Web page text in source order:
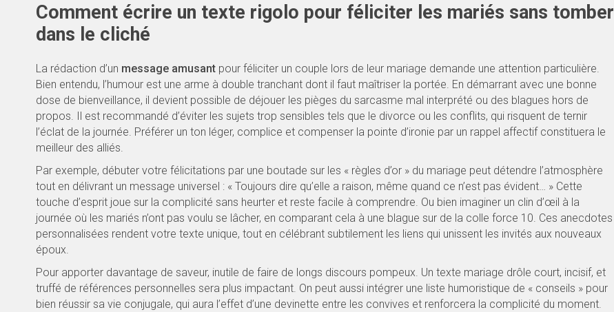
Comment écrire un texte rigolo pour féliciter les mariés sans tomber
dans le cliché
La rédaction d’un message amusant pour féliciter un couple lors de leur mariage demande une attention particulière.
Bien entendu, l’humour est une arme à double tranchant dont il faut maîtriser la portée. En démarrant avec une bonne
dose de bienveillance, il devient possible de déjouer les pièges du sarcasme mal interprété ou des blagues hors de
propos. Il est recommandé d’éviter les sujets trop sensibles tels que le divorce ou les conflits, qui risquent de ternir
l’éclat de la journée. Préférer un ton léger, complice et compenser la pointe d’ironie par un rappel affectif constituera le
meilleur des alliés.
Par exemple, débuter votre félicitations par une boutade sur les « règles d’or » du mariage peut détendre l’atmosphère
tout en délivrant un message universel : « Toujours dire qu’elle a raison, même quand ce n’est pas évident… » Cette
touche d’esprit joue sur la complicité sans heurter et reste facile à comprendre. Ou bien imaginer un clin d’œil à la
journée où les mariés n’ont pas voulu se lâcher, en comparant cela à une blague sur de la colle force 10. Ces anecdotes
personnalisées rendent votre texte unique, tout en célébrant subtilement les liens qui unissent les invités aux nouveaux
époux.
Pour apporter davantage de saveur, inutile de faire de longs discours pompeux. Un texte mariage drôle court, incisif, et
truffé de références personnelles sera plus impactant. On peut aussi intégrer une liste humoristique de « conseils » pour
bien réussir sa vie conjugale, qui aura l’effet d’une devinette entre les convives et renforcera la complicité du moment.